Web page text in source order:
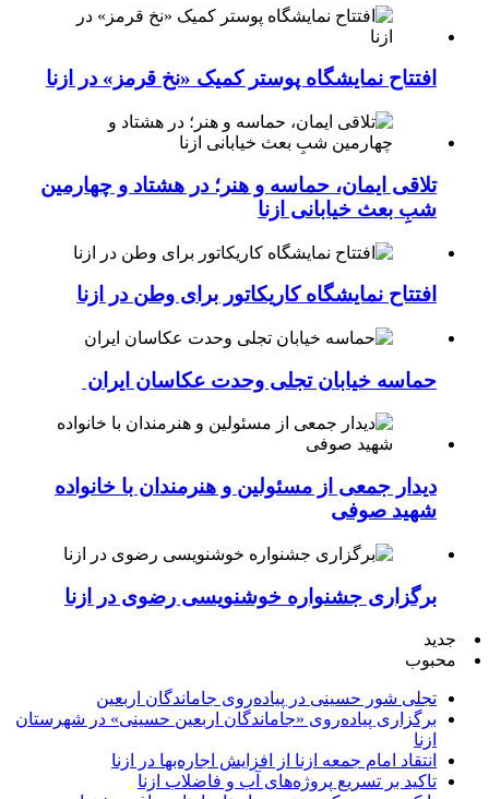
افتتاح نمایشگاه پوستر کمیک «نخ قرمز» در ازنا
تلاقی ایمان، حماسه و هنر؛ در هشتاد و چهارمین
شبِ بعث خیابانی ازنا
افتتاح نمایشگاه کاریکاتور برای وطن در ازنا
حماسه خیابان تجلی وحدت عکاسان ایران
دیدار جمعی از مسئولین و هنرمندان با خانواده
شهید صوفی
برگزاری جشنواره خوشنویسی رضوی در ازنا
جدید
محبوب
تجلی شور حسینی در پیاده‌روی جاماندگان اربعین
برگزاری پیاده‌روی «جاماندگان اربعین حسینی» در شهرستان
ازنا
انتقاد امام جمعه ازنا از افزایش اجاره‌بها در ازنا
تاکید بر تسریع پروژه‌های آب و فاضلاب ازنا